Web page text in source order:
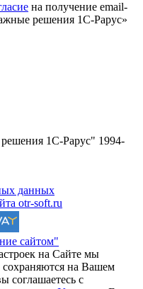
на получение email-
решения 1С-Рарус»
1С-Рарус" 1994-
данных
otr-soft.ru
сайтом"
на Сайте мы
на Вашем
соглашаетесь с